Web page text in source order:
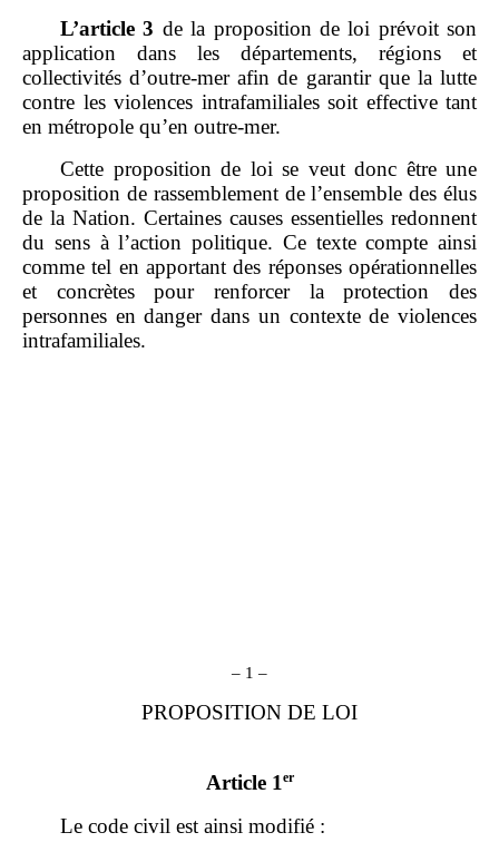
L’article 3 de la proposition de loi prévoit son
application dans les départements, régions et
collectivités d’outre‑mer afin de garantir que la lutte
contre les violences intrafamiliales soit effective tant
en métropole qu’en outre‑mer.
Cette proposition de loi se veut donc être une
proposition de rassemblement de l’ensemble des élus
de la Nation. Certaines causes essentielles redonnent
du sens à l’action politique. Ce texte compte ainsi
comme tel en apportant des réponses opérationnelles
et concrètes pour renforcer la protection des
personnes en danger dans un contexte de violences
intrafamiliales.
– 1 –
PROPOSITION DE LOI
Article 1er
Le code civil est ainsi modifié :